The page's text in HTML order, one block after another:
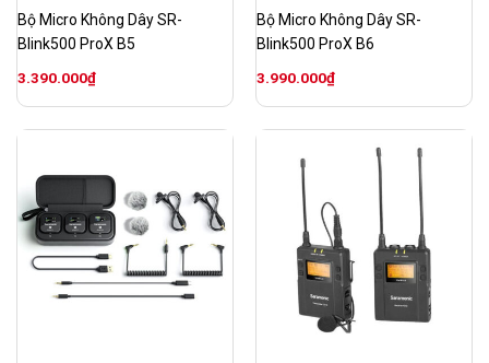
Bộ Micro Không Dây SR-
Blink500 ProX B5
3.390.000₫
Bộ Micro Không Dây SR-
Blink500 ProX B6
3.990.000₫